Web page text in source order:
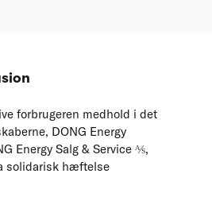
forbrugeren medhold i det
DONG Energy
Energy Salg & Service ⅍,
solidarisk hæftelse